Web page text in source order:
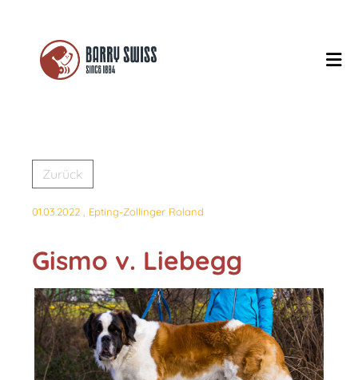
Zurück
01.03.2022 , Epting-Zollinger Roland
Gismo v. Liebegg